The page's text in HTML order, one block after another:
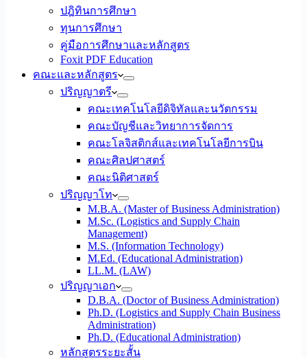
ปฎิทินการศึกษา
ทุนการศึกษา
คู่มือการศึกษาและหลักสูตร
Foxit PDF Education
คณะและหลักสูตร
ปริญญาตรี
คณะเทคโนโลยีดิจิทัลและนวัตกรรม
คณะบัญชีและวิทยาการจัดการ
คณะโลจิสติกส์และเทคโนโลยีการบิน
คณะศิลปศาสตร์
คณะนิติศาสตร์
ปริญญาโท
M.B.A. (Master of Business Administration)
M.Sc. (Logistics and Supply Chain
Management)
M.S. (Information Technology)
M.Ed. (Educational Administration)
LL.M. (LAW)
ปริญญาเอก
D.B.A. (Doctor of Business Administration)
Ph.D. (Logistics and Supply Chain Business
Administration)
Ph.D. (Educational Administration)
หลักสูตรระยะสั้น